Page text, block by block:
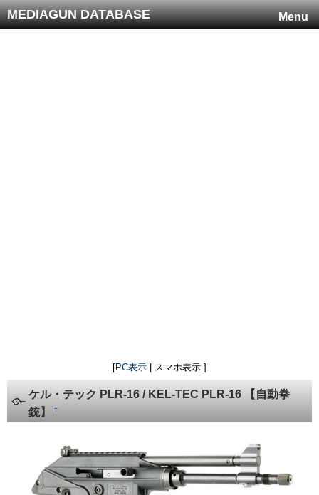
Menu
MEDIAGUN DATABASE
[PC表示 | スマホ表示 ]
ケル・テック PLR-16 / KEL-TEC PLR-16 【自動拳
銃】
†